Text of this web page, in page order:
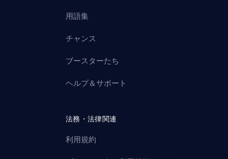
用語集
チャンス
ブースターたち
ヘルプ＆サポート
法務・法律関連
利用規約